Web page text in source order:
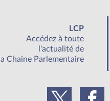
LCP
Accédez à toute
l'actualité de
la Chaine Parlementaire